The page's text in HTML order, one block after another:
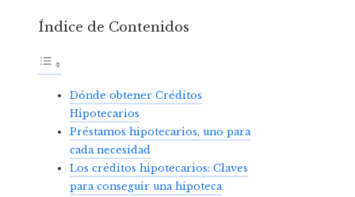
Índice de Contenidos
Dónde obtener Créditos
Hipotecarios
Préstamos hipotecarios, uno para
cada necesidad
Los créditos hipotecarios: Claves
para conseguir una hipoteca